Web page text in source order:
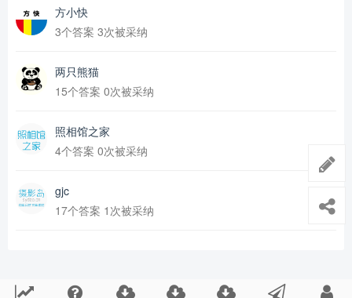
方小快
3个答案 3次被采纳
两只熊猫
15个答案 0次被采纳
照相馆之家
4个答案 0次被采纳
gjc
17个答案 1次被采纳